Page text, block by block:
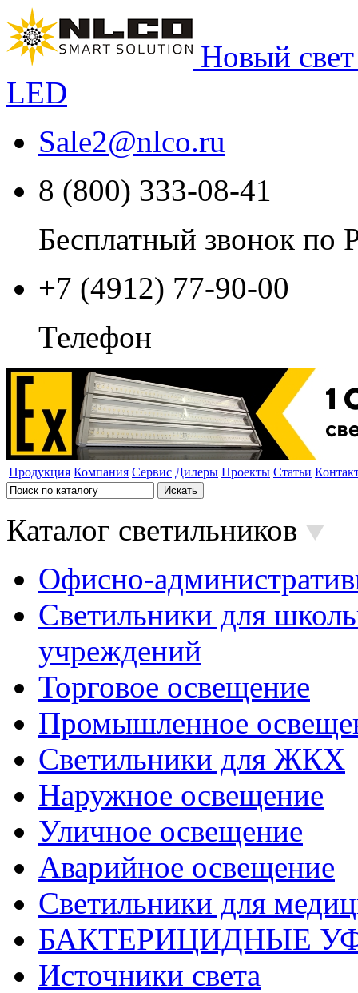
Новый
LED
Sale2@nlco.ru
8 (800) 333-08-41
Бесплатный звонок по
+7 (4912) 77-90-00
Телефон
Продукция Компания Сервис Дилеры Проекты Статьи
Каталог светильников
Офисно-
Светильники для
учреждений
Торговое освещение
Промышленное
Светильники для ЖКХ
Наружное освещение
Уличное освещение
Аварийное освещение
Светильники для
БАКТЕРИЦИДНЫЕ
Источники света